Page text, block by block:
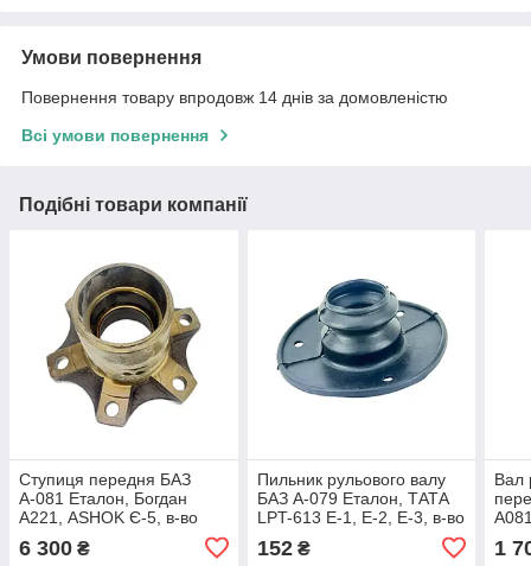
Умови повернення
Повернення товару впродовж 14 днів за домовленістю
Всі умови повернення
Подібні товари компанії
Ступиця передня БАЗ
А-081 Еталон, Богдан
А221, ASHOK Є-5, в-во
6 300 ₴
Пильник рульового валу
БАЗ А-079 Еталон, ТАТА
LPT-613 E-1, Е-2, Е-3, в-во
152₴
Вал
1